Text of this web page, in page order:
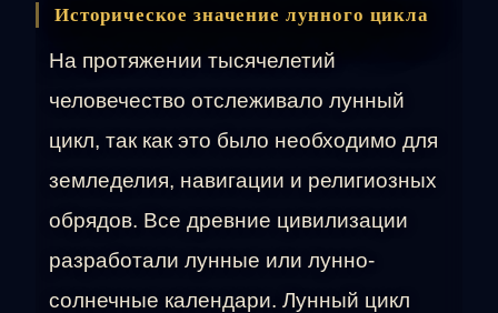
Историческое значение лунного цикла
На протяжении тысячелетий
человечество отслеживало лунный
цикл, так как это было необходимо для
земледелия, навигации и религиозных
обрядов. Все древние цивилизации
разработали лунные или лунно-
солнечные календари. Лунный цикл